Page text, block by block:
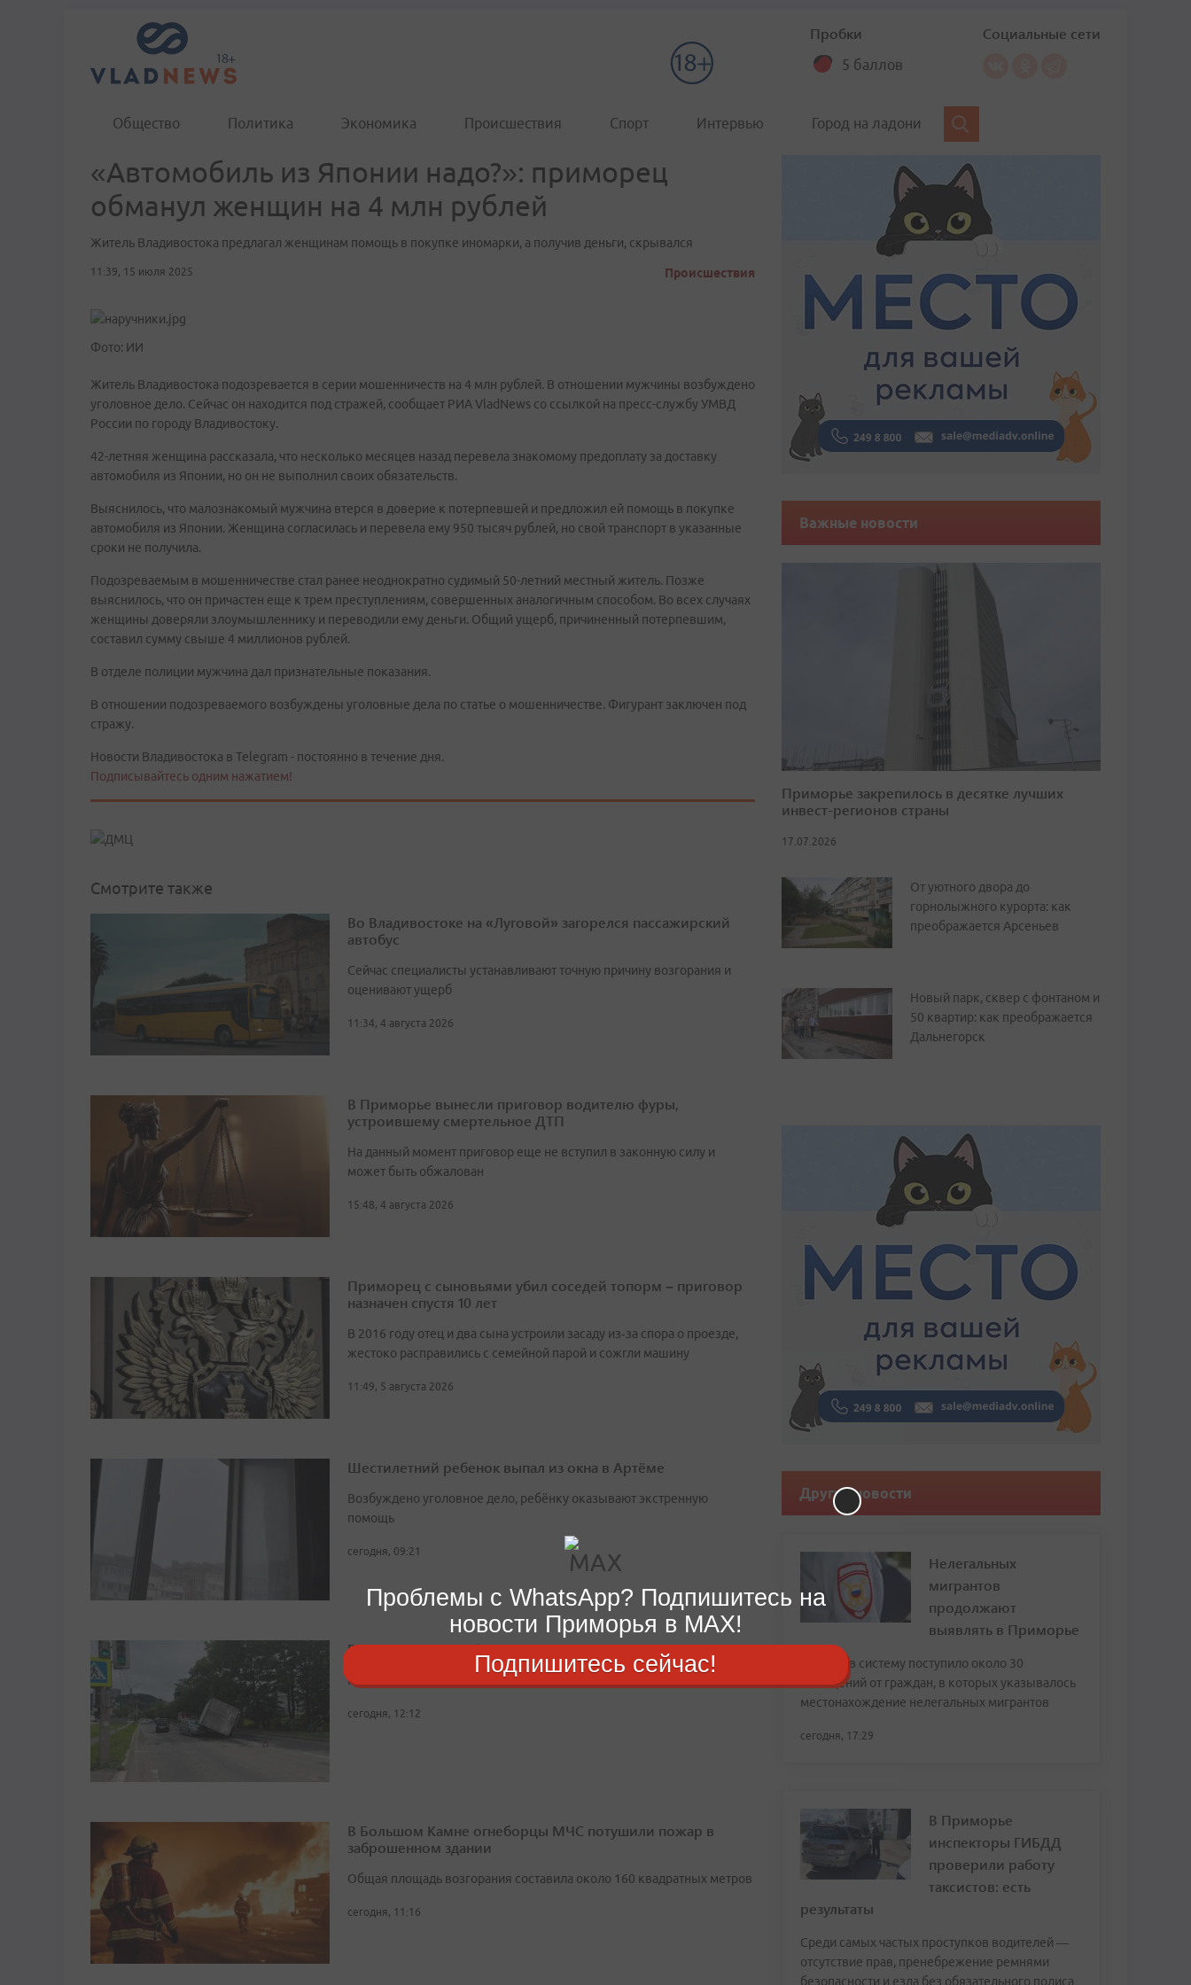
Пробки
5 баллов
Социальные сети
Общество Политика Экономика Происшествия Спорт Интервью Город на ладони
«Автомобиль из Японии надо?»: приморец
обманул женщин на 4 млн рублей
Житель Владивостока предлагал женщинам помощь в покупке иномарки, а получив деньги, скрывался
11:39, 15 июля 2025 Происшествия
Фото: ИИ
Житель Владивостока подозревается в серии мошенничеств на 4 млн рублей. В отношении мужчины возбуждено
уголовное дело. Сейчас он находится под стражей, сообщает РИА VladNews со ссылкой на пресс-службу УМВД
России по городу Владивостоку.
42-летняя женщина рассказала, что несколько месяцев назад перевела знакомому предоплату за доставку
автомобиля из Японии, но он не выполнил своих обязательств.
Выяснилось, что малознакомый мужчина втерся в доверие к потерпевшей и предложил ей помощь в покупке
автомобиля из Японии. Женщина согласилась и перевела ему 950 тысяч рублей, но свой транспорт в указанные
сроки не получила.
Подозреваемым в мошенничестве стал ранее неоднократно судимый 50-летний местный житель. Позже
выяснилось, что он причастен еще к трем преступлениям, совершенных аналогичным способом. Во всех случаях
женщины доверяли злоумышленнику и переводили ему деньги. Общий ущерб, причиненный потерпевшим,
составил сумму свыше 4 миллионов рублей.
В отделе полиции мужчина дал признательные показания.
В отношении подозреваемого возбуждены уголовные дела по статье о мошенничестве. Фигурант заключен под
стражу.
Новости Владивостока в Telegram - постоянно в течение дня.
Подписывайтесь одним нажатием!
Смотрите также
Во Владивостоке на «Луговой» загорелся пассажирский
автобус
Сейчас специалисты устанавливают точную причину возгорания и
оценивают ущерб
11:34, 4 августа 2026
В Приморье вынесли приговор водителю фуры,
устроившему смертельное ДТП
На данный момент приговор еще не вступил в законную силу и
может быть обжалован
15:48, 4 августа 2026
Приморец с сыновьями убил соседей топорм – приговор
назначен спустя 10 лет
В 2016 году отец и два сына устроили засаду из‑за спора о проезде,
жестоко расправились с семейной парой и сожгли машину
11:49, 5 августа 2026
Шестилетний ребенок выпал из окна в Артёме
Возбуждено уголовное дело, ребёнку оказывают экстренную
помощь
сегодня, 09:21
В Находке грузовой фургон опрокинулся и повредил авто
К счастью, пострадавших нет
сегодня, 12:12
В Большом Камне огнеборцы МЧС потушили пожар в
заброшенном здании
Общая площадь возгорания составила около 160 квадратных метров
сегодня, 11:16
Важные новости
Приморье закрепилось в десятке лучших
инвест-регионов страны
17.07.2026
От уютного двора до
горнолыжного курорта: как
преображается Арсеньев
Новый парк, сквер с фонтаном и
50 квартир: как преображается
Дальнегорск
Другие новости
Нелегальных
мигрантов
продолжают
выявлять в Приморье
За июль в систему поступило около 30
сообщений от граждан, в которых указывалось
местонахождение нелегальных мигрантов
сегодня, 17:29
В Приморье
инспекторы ГИБДД
проверили работу
таксистов: есть
результаты
Среди самых частых проступков водителей —
отсутствие прав, пренебрежение ремнями
безопасности и езда без обязательного полиса
Проблемы с WhatsApp? Подпишитесь на
новости Приморья в MAX!
Подпишитесь сейчас!